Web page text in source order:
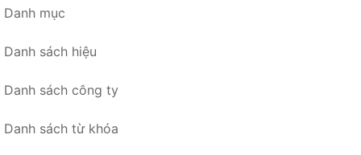
Danh mục
Danh sách hiệu
Danh sách công ty
Danh sách từ khóa